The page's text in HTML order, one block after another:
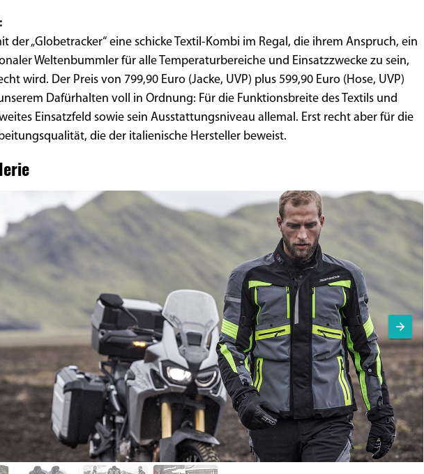
der „Globetracker“ eine schicke Textil-Kombi im Regal, die ihrem Anspruch, ein
Weltenbummler für alle Temperaturbereiche und Einsatzzwecke zu sein,
wird. Der Preis von 799,90 Euro (Jacke, UVP) plus 599,90 Euro (Hose, UVP)
Dafürhalten voll in Ordnung: Für die Funktionsbreite des Textils und
Einsatzfeld sowie sein Ausstattungsniveau allemal. Erst recht aber für die
die der italienische Hersteller beweist.